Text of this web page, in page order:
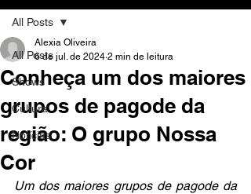
All Posts
Shows
Cultura
Notícias
All Posts
Conheça um dos maiores
grupos de pagode da
região: O grupo Nossa
Cor
Alexia Oliveira
6 de jul. de 2024 2 min de leitura
Um dos maiores grupos de pagode da